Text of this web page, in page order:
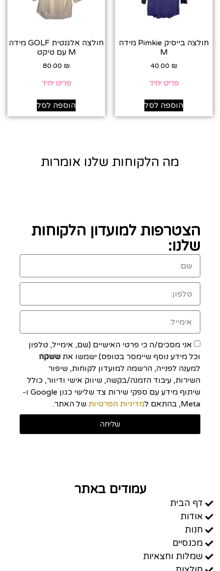
חולצה בייסיק Pimkie מידה
M
40.00 ₪
פריט יחיד
הוספה לסל
חולצה אלגנטית GOLF מידה
M עם טיקט
80.00 ₪
פריט יחיד
הוספה לסל
מה הלקוחות שלנו אומרות
הצטרפות למועדון הלקוחות
שלנו:
אני מסכים/ה כי פרטי האישיים (שם, אימייל, טלפון
וכל מידע נוסף שיימסר בטופס) ישמשו את ששקה
למענה לפנייה, הרשמה למועדון לקוחות, שיפור
השירות, עיבוד הזמנה/בקשה, שיווק אישי ודיוור, כולל
שיתוף מידע עם ספקי שירות צד שלישי כגון Google ו-
Meta, בהתאם ל
מדיניות הפרטיות של האתר.
שליחה
עמודים באתר
דף הבית
אודות
חנות
מכנסיים
שמלות וחצאיות